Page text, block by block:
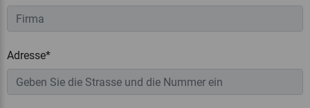
Adresse*